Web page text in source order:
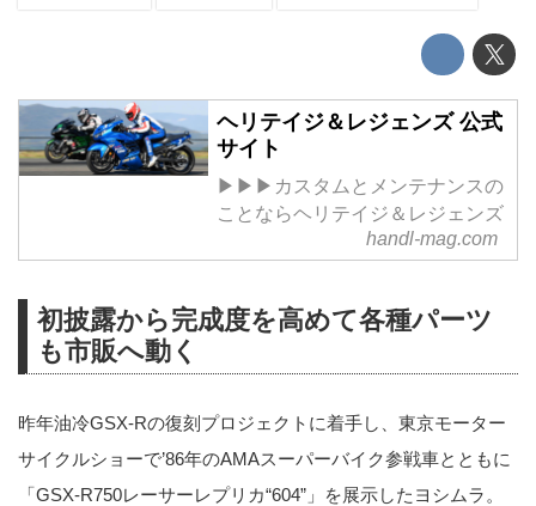
ヘリテイジ＆レジェンズ 公式
サイト
▶▶▶カスタムとメンテナンスの
ことならヘリテイジ＆レジェンズ
handl-mag.com
初披露から完成度を高めて各種パーツ
も市販へ動く
昨年油冷GSX-Rの復刻プロジェクトに着手し、東京モーター
サイクルショーで’86年のAMAスーパーバイク参戦車とともに
「GSX-R750レーサーレプリカ“604”」を展示したヨシムラ。